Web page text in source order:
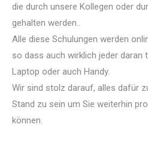
die durch unsere Kollegen oder
gehalten werden..
Alle diese Schulungen werden
so dass auch wirklich jeder daran
Laptop oder auch Handy.
Wir sind stolz darauf, alles dafür
Stand zu sein um Sie weiterhin
können.